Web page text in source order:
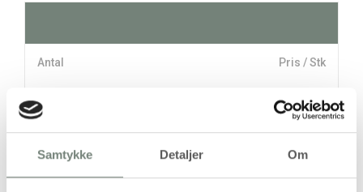
Samtykke Detaljer Om
Antal Pris / Stk
1 stk 47,94 kr.